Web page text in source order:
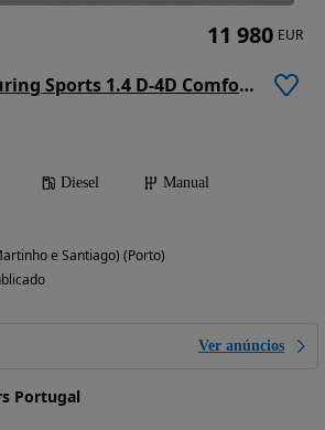
Toyota Auris Touring Sports 1.4 D-4D Comfort+Pack Sport
Diesel
Manual
e Santiago) (Porto)
Ver anúncios
Portugal
11 980 EUR